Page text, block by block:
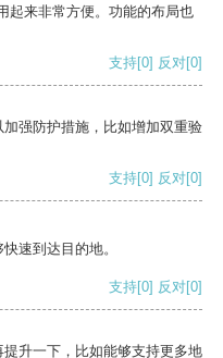
起来非常方便。功能的布局也
支持[0] 反对[0]
强防护措施，比如增加双重验
支持[0] 反对[0]
速到达目的地。
支持[0] 反对[0]
升一下，比如能够支持更多地